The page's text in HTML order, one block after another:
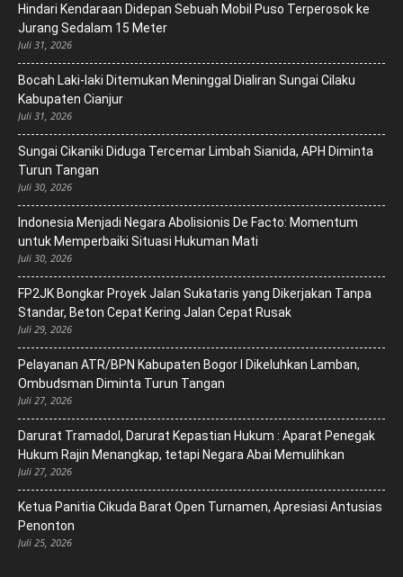
Hindari Kendaraan Didepan Sebuah Mobil Puso Terperosok ke
Jurang Sedalam 15 Meter
Juli 31, 2026
Bocah Laki-laki Ditemukan Meninggal Dialiran Sungai Cilaku
Kabupaten Cianjur
Juli 31, 2026
Sungai Cikaniki Diduga Tercemar Limbah Sianida, APH Diminta
Turun Tangan
Juli 30, 2026
‎Indonesia Menjadi Negara Abolisionis De Facto: Momentum
untuk Memperbaiki Situasi Hukuman Mati
Juli 30, 2026
FP2JK Bongkar Proyek Jalan Sukataris yang Dikerjakan Tanpa
Standar, Beton Cepat Kering Jalan Cepat Rusak
Juli 29, 2026
Pelayanan ATR/BPN Kabupaten Bogor I Dikeluhkan Lamban,
Ombudsman Diminta Turun Tangan
Juli 27, 2026
Darurat Tramadol, Darurat Kepastian Hukum : Aparat Penegak
Hukum Rajin Menangkap, tetapi Negara Abai Memulihkan
Juli 27, 2026
Ketua Panitia Cikuda Barat Open Turnamen, Apresiasi Antusias
Penonton
Juli 25, 2026